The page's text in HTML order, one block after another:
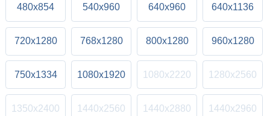
480x854 540x960 640x960 640x1136
720x1280 768x1280 800x1280 960x1280
750x1334 1080x1920 1080x2220 1280x2560
1350x2400 1440x2560 1440x2880 1440x2960